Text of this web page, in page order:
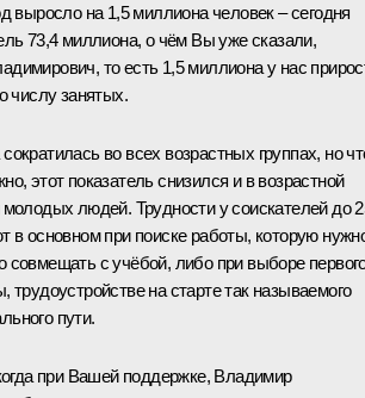
выросло на 1,5 миллиона человек – сегодня
73,4 миллиона, о чём Вы уже сказали,
то есть 1,5 миллиона у нас
числу занятых.
во всех возрастных группах, но
этот показатель снизился и в возрастной
молодых людей. Трудности у соискателей до
в основном при поиске работы, которую
совмещать с учёбой, либо при выборе
трудоустройстве на старте так называемого
пути.
при Вашей поддержке, Владимир